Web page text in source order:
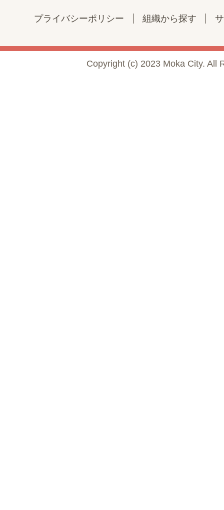
プライバシーポリシー 組織から探す
Copyright (c) 2023 Moka City. All